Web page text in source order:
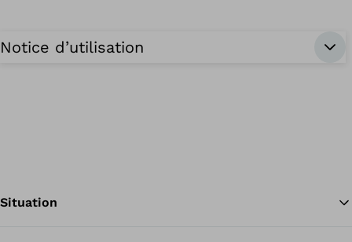
Notice d’utilisation
Situation